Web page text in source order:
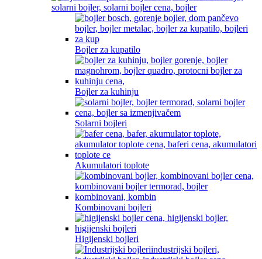
Bojler za kupatilo
Bojler za kuhinju
Solarni bojleri
Akumulatori toplote
Kombinovani bojleri
Higijenski bojleri